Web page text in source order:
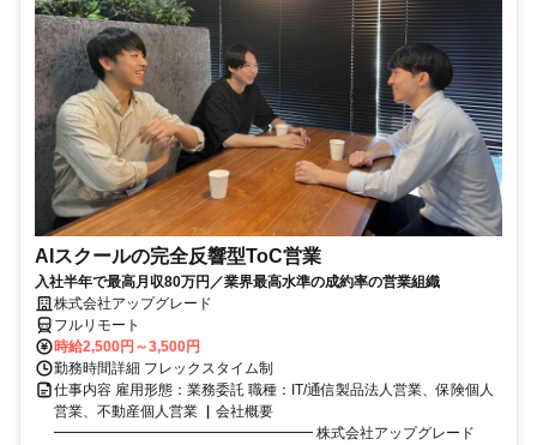
AIスクールの完全反響型ToC営業
入社半年で最高月収80万円／業界最高水準の成約率の営業組織
株式会社アップグレード
フルリモート
時給2,500円～3,500円
勤務時間詳細 フレックスタイム制
仕事内容 雇用形態：業務委託 職種：IT/通信製品法人営業、保険個人
営業、不動産個人営業 ▏会社概要
━━━━━━━━━━━━━━━━━━ 株式会社アップグレード